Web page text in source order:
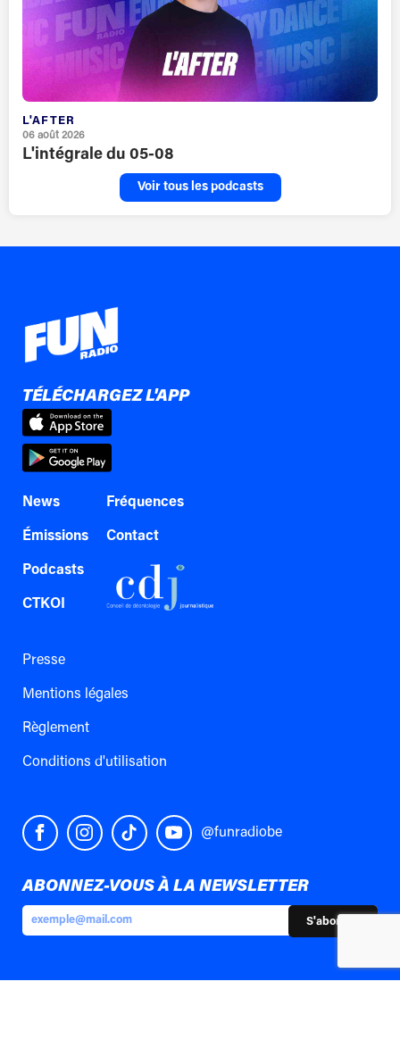
L'AFTER
06 août 2026
L'intégrale du 05-08
Voir tous les podcasts
TÉLÉCHARGEZ L'APP
News
Émissions
Podcasts
CTKOI
Fréquences
Contact
Presse
Mentions légales
Règlement
Conditions d'utilisation
@funradiobe
ABONNEZ-VOUS À LA NEWSLETTER